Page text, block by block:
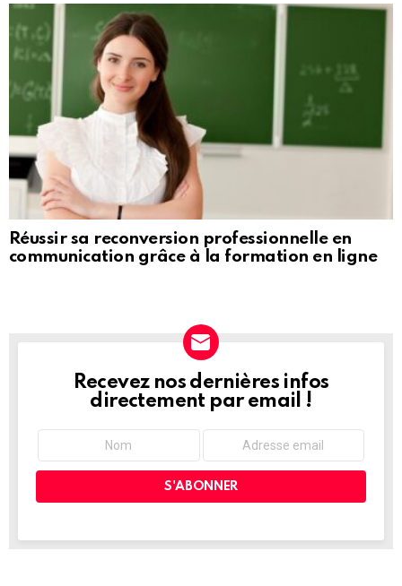
Réussir sa reconversion professionnelle en
communication grâce à la formation en ligne
NEWSLETTER
Recevez nos dernières infos
directement par email !